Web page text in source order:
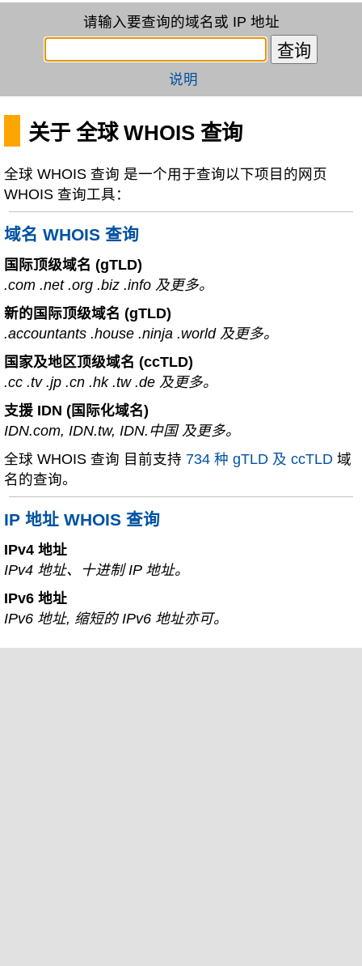
请输入要查询的域名或 IP 地址
说明
关于 全球 WHOIS 查询
全球 WHOIS 查询 是一个用于查询以下项目的网页
WHOIS 查询工具：
域名 WHOIS 查询
国际顶级域名 (gTLD)
.com .net .org .biz .info 及更多。
新的国际顶级域名 (gTLD)
.accountants .house .ninja .world 及更多。
国家及地区顶级域名 (ccTLD)
.cc .tv .jp .cn .hk .tw .de 及更多。
支援 IDN (国际化域名)
IDN.com, IDN.tw, IDN.中国 及更多。
全球 WHOIS 查询 目前支持 734 种 gTLD 及 ccTLD 域
名的查询。
IP 地址 WHOIS 查询
IPv4 地址
IPv4 地址、十进制 IP 地址。
IPv6 地址
IPv6 地址, 缩短的 IPv6 地址亦可。